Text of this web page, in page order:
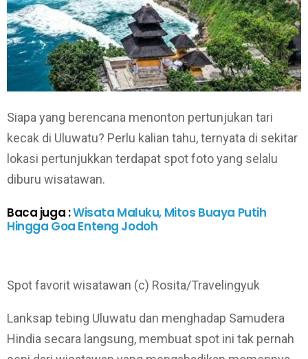
Siapa yang berencana menonton pertunjukan tari
kecak di Uluwatu? Perlu kalian tahu, ternyata di sekitar
lokasi pertunjukkan terdapat spot foto yang selalu
diburu wisatawan.
Baca juga :Wisata Maluku, Mitos Buaya Putih
Hingga Goa Enteng Jodoh
Spot favorit wisatawan (c) Rosita/Travelingyuk
Lanksap tebing Uluwatu dan menghadap Samudera
Hindia secara langsung, membuat spot ini tak pernah